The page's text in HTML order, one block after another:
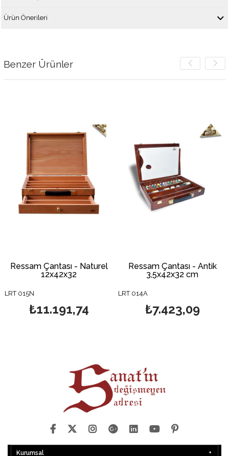
Ürün Önerileri
Benzer Ürünler
Ressam Çantası - Naturel
12x42x32
LRT 015N
₺11.191,74
Ressam Çantası - Antik
3,5x42x32 cm
LRT 014A
₺7.423,09
Kurumsal